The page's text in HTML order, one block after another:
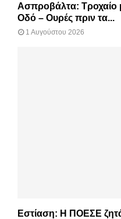
Ασπροβάλτα: Τροχαίο
Οδό – Ουρές πριν τα...
1 Αυγούστου 2026
Εστίαση: Η ΠΟΕΣΕ